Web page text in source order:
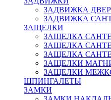
ЗАДВИЖКА
ЗАДВИЖКА
ЗАЩЕЛКИ
ЗАЩЕЛКА
ЗАЩЕЛКА
ЗАЩЕЛКА
ЗАЩЕЛКИ
ЗАЩЕЛКИ
ШПИНГАЛЕТЫ
ЗАМКИ